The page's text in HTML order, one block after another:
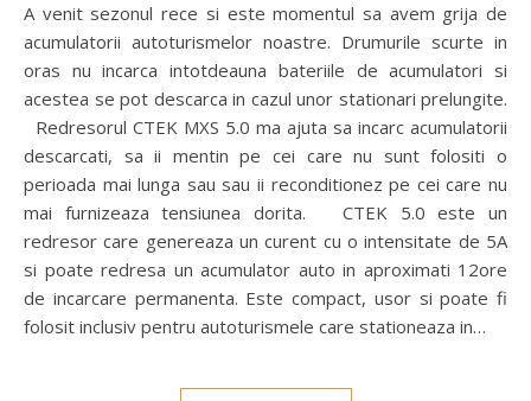
A venit sezonul rece si este momentul sa avem grija de
acumulatorii autoturismelor noastre. Drumurile scurte in
oras nu incarca intotdeauna bateriile de acumulatori si
acestea se pot descarca in cazul unor stationari prelungite.
Redresorul CTEK MXS 5.0 ma ajuta sa incarc acumulatorii
descarcati, sa ii mentin pe cei care nu sunt folositi o
perioada mai lunga sau sau ii reconditionez pe cei care nu
mai furnizeaza tensiunea dorita. CTEK 5.0 este un
redresor care genereaza un curent cu o intensitate de 5A
si poate redresa un acumulator auto in aproximati 12ore
de incarcare permanenta. Este compact, usor si poate fi
folosit inclusiv pentru autoturismele care stationeaza in…